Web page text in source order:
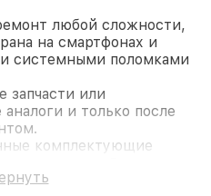
любой сложности,
на смартфонах и
системными поломками
запчасти или
и только после
комплектующие
мы бесплатно